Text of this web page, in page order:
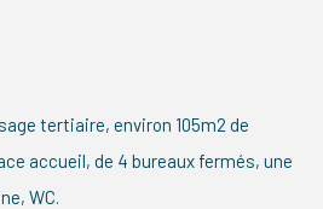
tertiaire, environ 105m2 de
accueil, de 4 bureaux fermés, une
WC.